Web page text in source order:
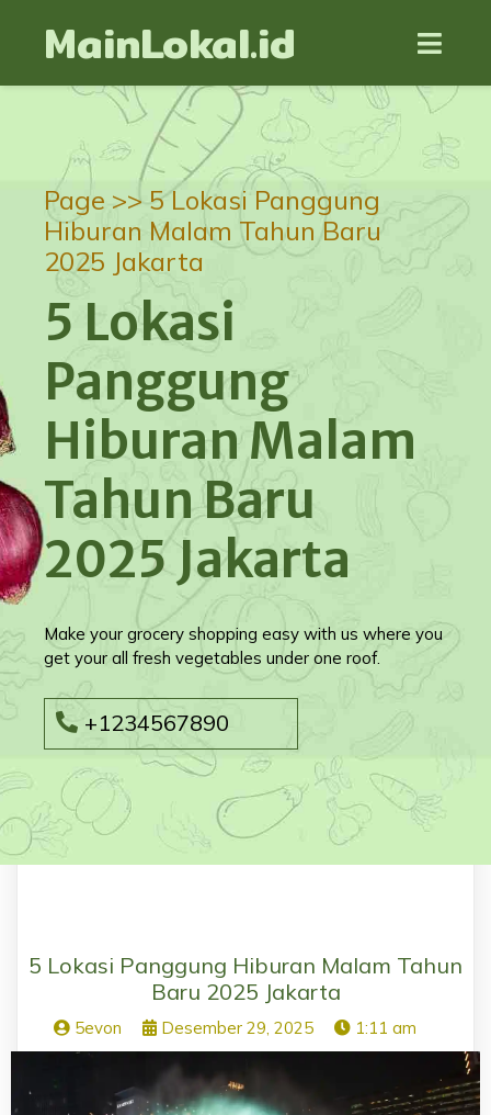
MainLokal.id
Page >>5 Lokasi Panggung
Hiburan Malam Tahun Baru
2025 Jakarta
5 Lokasi
Panggung
Hiburan Malam
Tahun Baru
2025 Jakarta
Make your grocery shopping easy with us where you
get your all fresh vegetables under one roof.
+1234567890
5 Lokasi Panggung Hiburan Malam Tahun
Baru 2025 Jakarta
5evon Desember 29, 2025 1:11 am